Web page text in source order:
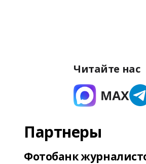
Читайте нас
Партнеры
Фотобанк